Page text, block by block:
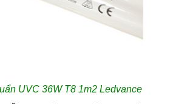
UVC 36W T8 1m2 Ledvance